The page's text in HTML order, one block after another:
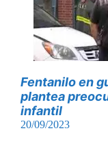
Fentanilo en
plantea
infantil
20/09/2023